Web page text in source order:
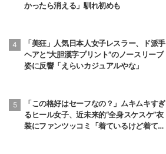
かったら消える」馴れ初めも
「美狂」人気日本人女子レスラー、ド派手
ヘアと“大胆漢字プリント”のノースリーブ
姿に反響「えらいカジュアルやな」
「この格好はセーフなの？」ムキムキすぎ
るヒール女子、近未来的“全身スケスケ”衣
装にファンツッコミ「着ているけど着てい